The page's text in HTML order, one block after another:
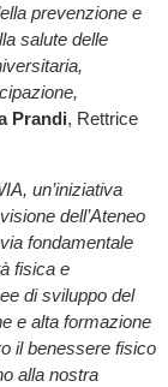
prevenzione e
salute delle
Prandi, Rettrice
un’iniziativa
dell’Ateneo
fondamentale
fisica e
di sviluppo del
e alta formazione
il benessere fisico
alla nostra